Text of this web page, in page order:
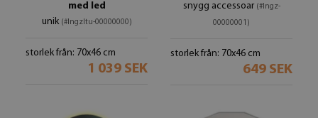
med led
unik (#lngzltu-00000000)
storlek från: 70x46 cm
1 039 SEK
snygg accessoar (#lngz-
00000001)
storlek från: 70x46 cm
649 SEK